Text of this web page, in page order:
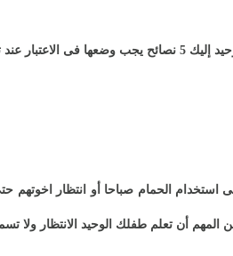
عند تربيته
استخدام الحمام صباحا أو انتظار اخوتهم
أن تعلم طفلك الوحيد الانتظار ولا